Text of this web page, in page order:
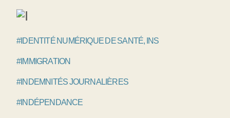
#IDENTITÉ NUMÉRIQUE DE SANTÉ, INS
#IMMIGRATION
#INDEMNITÉS JOURNALIÈRES
#INDÉPENDANCE